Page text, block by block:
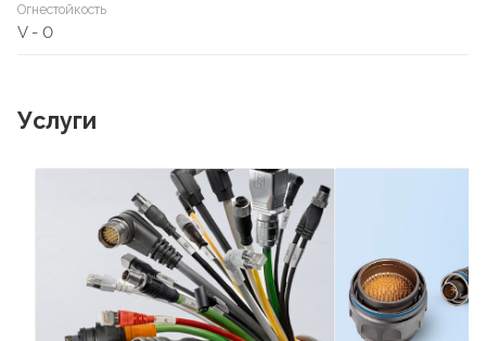
Огнестойкость
V - 0
Услуги